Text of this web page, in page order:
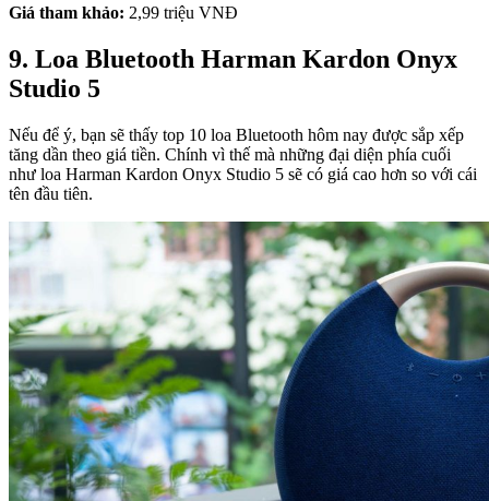
Giá tham khảo: 2,99 triệu VNĐ
9. Loa Bluetooth Harman Kardon Onyx
Studio 5
Nếu để ý, bạn sẽ thấy top 10 loa Bluetooth hôm nay được sắp xếp
tăng dần theo giá tiền. Chính vì thế mà những đại diện phía cuối
như loa Harman Kardon Onyx Studio 5 sẽ có giá cao hơn so với cái
tên đầu tiên.